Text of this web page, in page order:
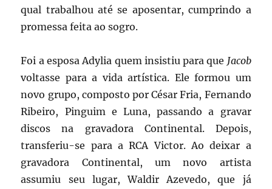
qual trabalhou até se aposentar, cumprindo a
promessa feita ao sogro.
Foi a esposa Adylia quem insistiu para que Jacob
voltasse para a vida artística. Ele formou um
novo grupo, composto por César Fria, Fernando
Ribeiro, Pinguim e Luna, passando a gravar
discos na gravadora Continental. Depois,
transferiu-se para a RCA Victor. Ao deixar a
gravadora Continental, um novo artista
assumiu seu lugar, Waldir Azevedo, que já